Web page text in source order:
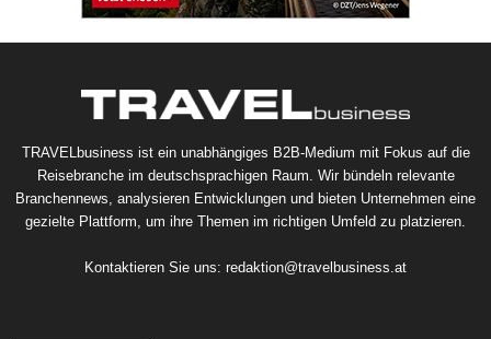
TRAVELbusiness ist ein unabhängiges B2B-Medium mit Fokus auf die
Reisebranche im deutschsprachigen Raum. Wir bündeln relevante
Branchennews, analysieren Entwicklungen und bieten Unternehmen eine
gezielte Plattform, um ihre Themen im richtigen Umfeld zu platzieren.
Kontaktieren Sie uns: redaktion@travelbusiness.at